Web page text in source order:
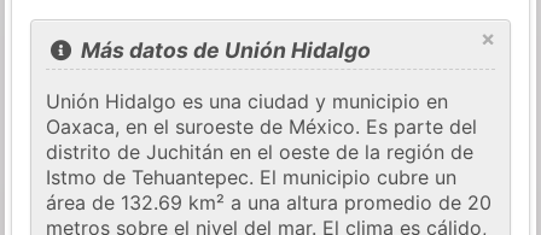
×
Más datos de Unión Hidalgo
Unión Hidalgo es una ciudad y municipio en
Oaxaca, en el suroeste de México. Es parte del
distrito de Juchitán en el oeste de la región de
Istmo de Tehuantepec. El municipio cubre un
área de 132.69 km² a una altura promedio de 20
metros sobre el nivel del mar. El clima es cálido,